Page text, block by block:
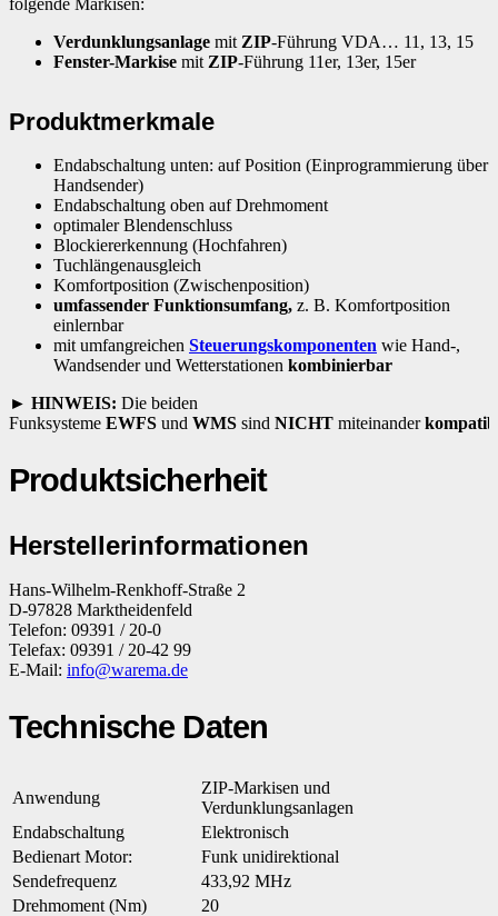
folgende Markisen:
Verdunklungsanlage mit ZIP-Führung VDA… 11, 13, 15
Fenster-Markise mit ZIP-Führung 11er, 13er, 15er
Produktmerkmale
Endabschaltung unten: auf Position (Einprogrammierung über
Handsender)
Endabschaltung oben auf Drehmoment
optimaler Blendenschluss
Blockiererkennung (Hochfahren)
Tuchlängenausgleich
Komfortposition (Zwischenposition)
umfassender Funktionsumfang, z. B. Komfortposition
einlernbar
mit umfangreichen Steuerungskomponenten wie Hand-,
Wandsender und Wetterstationen kombinierbar
► HINWEIS: Die beiden
Funksysteme EWFS und WMS sind NICHT miteinander
Produktsicherheit
Herstellerinformationen
Hans-Wilhelm-Renkhoff-Straße 2
D-97828 Marktheidenfeld
Telefon: 09391 / 20-0
Telefax: 09391 / 20-42 99
E-Mail: info@warema.de
Technische Daten
Anwendung
ZIP-Markisen und
Verdunklungsanlagen
Endabschaltung
Elektronisch
Bedienart Motor:
Funk unidirektional
Sendefrequenz
433,92 MHz
Drehmoment (Nm)
20